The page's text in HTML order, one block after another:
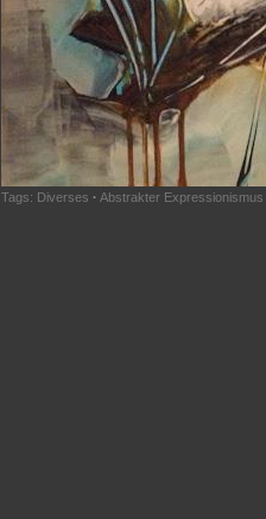
Tags: Diverses · Abstrakter Expressionismus